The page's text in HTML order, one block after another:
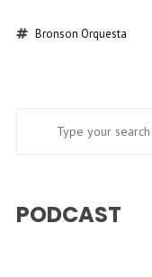
Bronson Orquesta
PODCAST